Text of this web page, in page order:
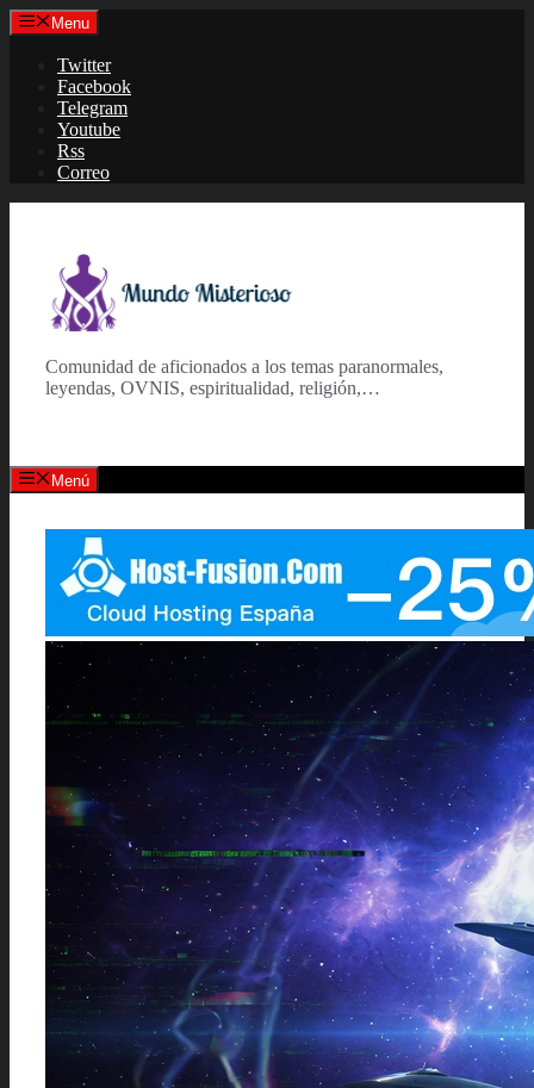
Saltar
al
contenido
Menu
Twitter
Facebook
Telegram
Youtube
Rss
Correo
Comunidad de aficionados a los temas paranormales,
leyendas, OVNIS, espiritualidad, religión,…
Menú